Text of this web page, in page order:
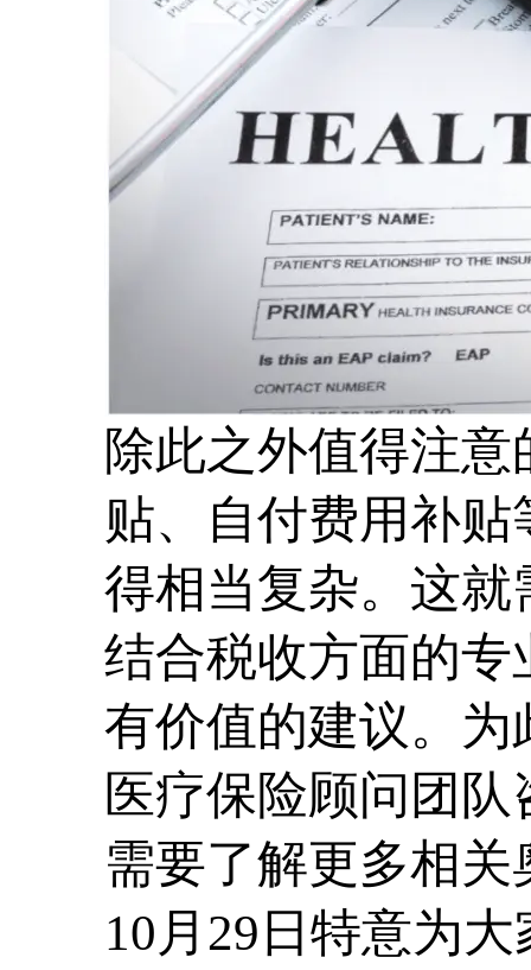
除此之外值得注
贴、自付费用补
得相当复杂。这
结合税收方面的
有价值的建议。
医疗保险顾问团
需要了解更多相
10月29日特意为